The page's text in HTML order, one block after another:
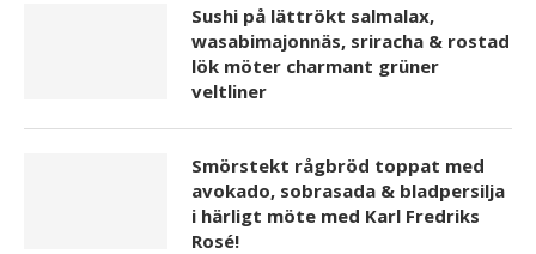
Sushi på lättrökt salmalax,
wasabimajonnäs, sriracha & rostad
lök möter charmant grüner
veltliner
Smörstekt rågbröd toppat med
avokado, sobrasada & bladpersilja
i härligt möte med Karl Fredriks
Rosé!